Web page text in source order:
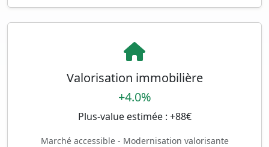
Valorisation immobilière
+4.0%
Plus-value estimée : +88€
Marché accessible - Modernisation valorisante